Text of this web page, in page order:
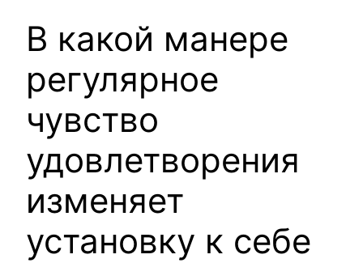
В какой манере
регулярное
чувство
удовлетворения
изменяет
установку к себе